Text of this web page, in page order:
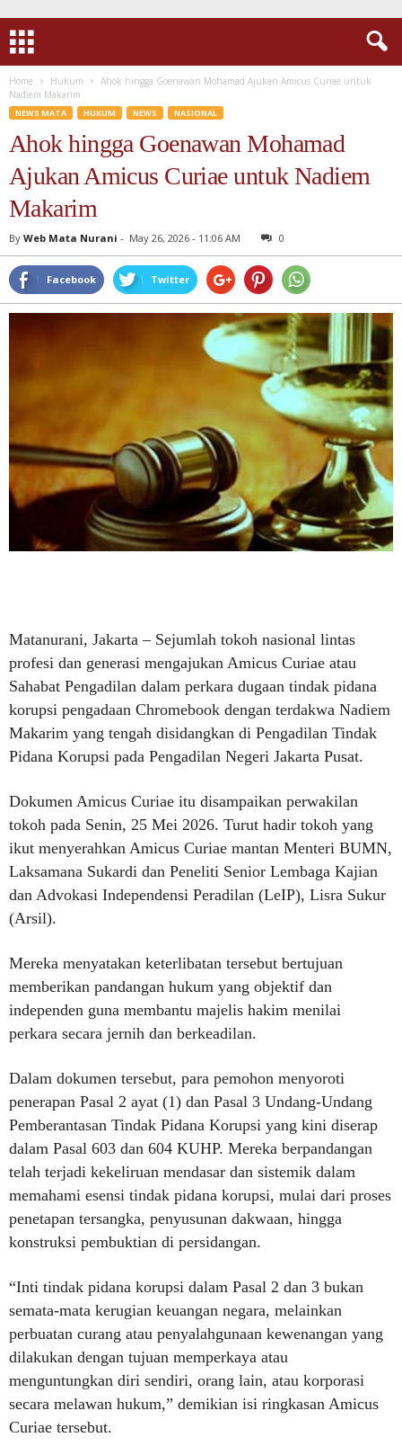
Home Hukum
Ahok hingga Goenawan Mohamad Ajukan Amicus Curiae untuk
Nadiem Makarim
NEWS MATA HUKUM NEWS NASIONAL
Ahok hingga Goenawan Mohamad
Ajukan Amicus Curiae untuk Nadiem
Makarim
By Web Mata Nurani - May 26, 2026 - 11:06 AM 0
Facebook Twitter
Matanurani, Jakarta – Sejumlah tokoh nasional lintas
profesi dan generasi mengajukan Amicus Curiae atau
Sahabat Pengadilan dalam perkara dugaan tindak pidana
korupsi pengadaan Chromebook dengan terdakwa Nadiem
Makarim yang tengah disidangkan di Pengadilan Tindak
Pidana Korupsi pada Pengadilan Negeri Jakarta Pusat.
Dokumen Amicus Curiae itu disampaikan perwakilan
tokoh pada Senin, 25 Mei 2026. Turut hadir tokoh yang
ikut menyerahkan Amicus Curiae mantan Menteri BUMN,
Laksamana Sukardi dan Peneliti Senior Lembaga Kajian
dan Advokasi Independensi Peradilan (LeIP), Lisra Sukur
(Arsil).
Mereka menyatakan keterlibatan tersebut bertujuan
memberikan pandangan hukum yang objektif dan
independen guna membantu majelis hakim menilai
perkara secara jernih dan berkeadilan.
Dalam dokumen tersebut, para pemohon menyoroti
penerapan Pasal 2 ayat (1) dan Pasal 3 Undang-Undang
Pemberantasan Tindak Pidana Korupsi yang kini diserap
dalam Pasal 603 dan 604 KUHP. Mereka berpandangan
telah terjadi kekeliruan mendasar dan sistemik dalam
memahami esensi tindak pidana korupsi, mulai dari proses
penetapan tersangka, penyusunan dakwaan, hingga
konstruksi pembuktian di persidangan.
“Inti tindak pidana korupsi dalam Pasal 2 dan 3 bukan
semata-mata kerugian keuangan negara, melainkan
perbuatan curang atau penyalahgunaan kewenangan yang
dilakukan dengan tujuan memperkaya atau
menguntungkan diri sendiri, orang lain, atau korporasi
secara melawan hukum,” demikian isi ringkasan Amicus
Curiae tersebut.